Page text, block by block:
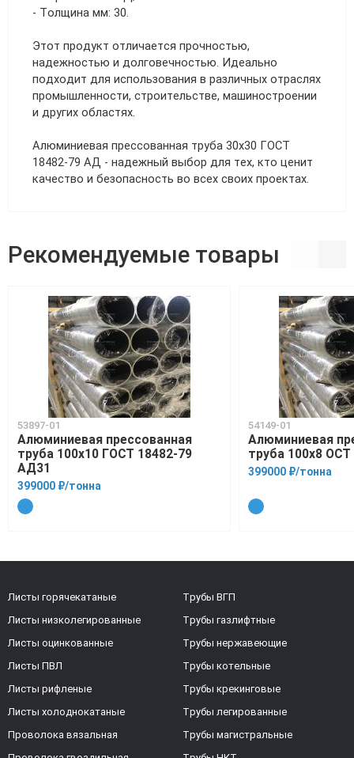
- Толщина мм: 30.
Этот продукт отличается прочностью,
надежностью и долговечностью. Идеально
подходит для использования в различных отраслях
промышленности, строительстве, машиностроении
и других областях.
Алюминиевая прессованная труба 30х30 ГОСТ
18482-79 АД - надежный выбор для тех, кто ценит
качество и безопасность во всех своих проектах.
Рекомендуемые товары
53897-01
Алюминиевая прессованная
труба 100х10 ГОСТ 18482-79
АД31
399000 ₽/тонна
54149-01
Алюминиевая
труба 100х8
399000 ₽/тонна
Листы горячекатаные
Листы низколегированные
Листы оцинкованные
Листы ПВЛ
Листы рифленые
Листы холоднокатаные
Проволока вязальная
Трубы ВГП
Трубы газлифтные
Трубы нержавеющие
Трубы котельные
Трубы крекинговые
Трубы легированные
Трубы магистральные